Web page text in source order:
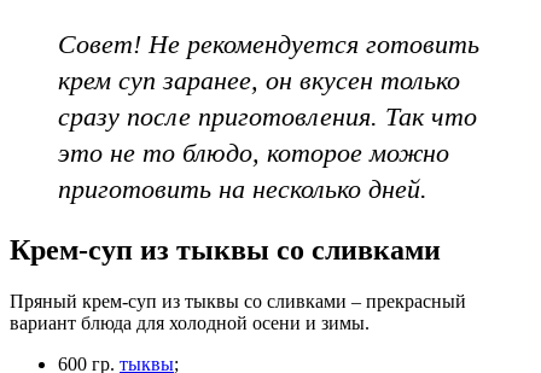
Совет! Не рекомендуется готовить
крем суп заранее, он вкусен только
сразу после приготовления. Так что
это не то блюдо, которое можно
приготовить на несколько дней.
Крем-суп из тыквы со сливками
Пряный крем-суп из тыквы со сливками – прекрасный
вариант блюда для холодной осени и зимы.
600 гр. тыквы;